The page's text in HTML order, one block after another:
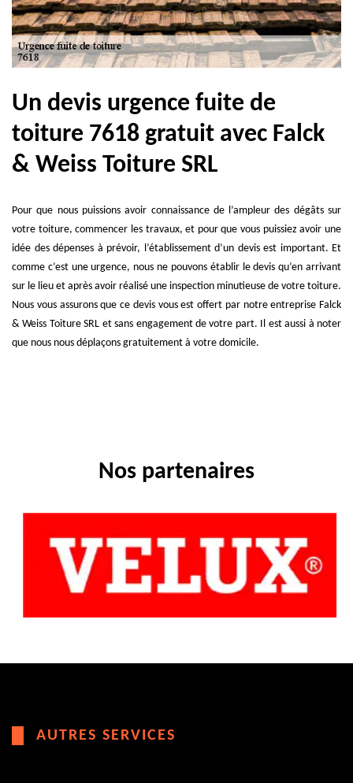
Un devis urgence fuite de
toiture 7618 gratuit avec Falck
& Weiss Toiture SRL
Pour que nous puissions avoir connaissance de l’ampleur des dégâts sur
votre toiture, commencer les travaux, et pour que vous puissiez avoir une
idée des dépenses à prévoir, l’établissement d’un devis est important. Et
comme c’est une urgence, nous ne pouvons établir le devis qu’en arrivant
sur le lieu et après avoir réalisé une inspection minutieuse de votre toiture.
Nous vous assurons que ce devis vous est offert par notre entreprise Falck
& Weiss Toiture SRL et sans engagement de votre part. Il est aussi à noter
que nous nous déplaçons gratuitement à votre domicile.
Nos partenaires
AUTRES SERVICES